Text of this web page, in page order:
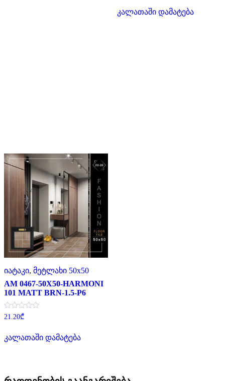
5-
დან
კალათაში დამატება
იატაკი, მეტლახი 50x50
AM 0467-50X50-HARMONI
101 MATT BRN-1.5-P6
შეფასება
0
5-
დან
21.20₾
კალათაში დამატება